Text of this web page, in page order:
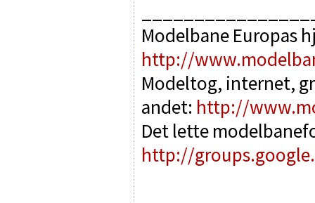
Modelbane Europas
http://
Modeltog, internet,
andet: http://
Det lette
http://